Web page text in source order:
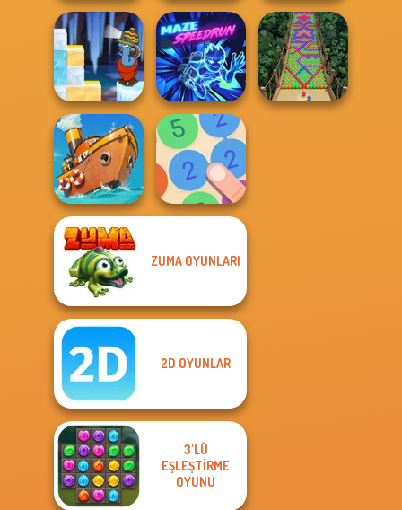
YORG.io Balloon Match 3D Clash of Stone
Gold Strike Icy
Cave
Maze Speedrun
Clean the Ocean
ZUMA OYUNLARI
2D OYUNLAR
3'LÜ
EŞLEŞTIRME
OYUNU